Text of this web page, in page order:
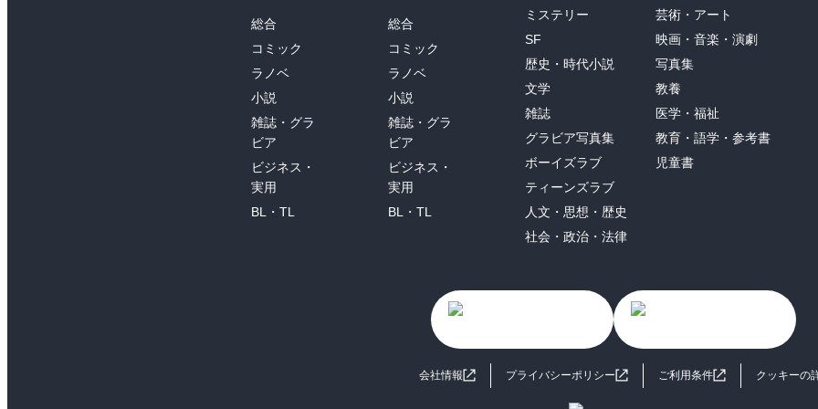
総合
コミック
ラノベ
小説
雑誌・グラ
ビア
ビジネス・
実用
BL・TL
総合
コミック
ラノベ
小説
雑誌・グラ
ビア
ビジネス・
実用
BL・TL
ミステリー
SF
歴史・時代小説
文学
雑誌
グラビア写真集
ボーイズラブ
ティーンズラブ
人文・思想・歴史
社会・政治・法律
芸術・アート
映画・音楽・演劇
写真集
教養
医学・福祉
教育・語学・参考書
児童書
会社情報 プライバシーポリシー ご利用条件 クッキーの